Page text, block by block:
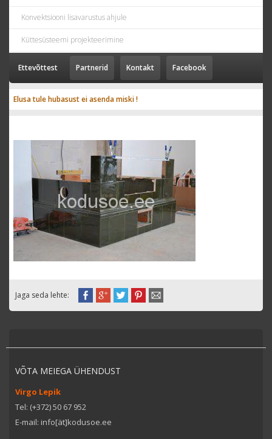
Konvektsiooni lisavarustus ahjule
Küttesüsteemi projekteerimine
Ettevõttest Partnerid Kontakt Facebook
Elusa tule hubasust ei asenda miski !
Jaga seda lehte:
VÕTA MEIEGA ÜHENDUST
Virgo Lepik
Tel: (+372) 50 67 952
E-mail: info[ät]kodusoe.ee